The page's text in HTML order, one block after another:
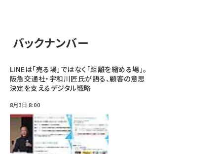
バックナンバー
LINEは「売る場」ではなく「距離を縮める場」。
阪急交通社・宇和川匠氏が語る、顧客の意思
決定を支えるデジタル戦略
8月3日 8:00